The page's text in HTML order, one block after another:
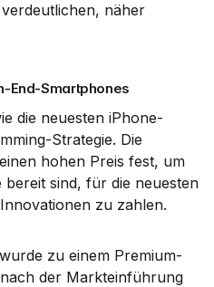
näher
End-Smartphones
die neuesten iPhone-
Strategie. Die
hohen Preis fest, um
sind, für die neuesten
zu zahlen.
zu einem Premium-
der Markteinführung